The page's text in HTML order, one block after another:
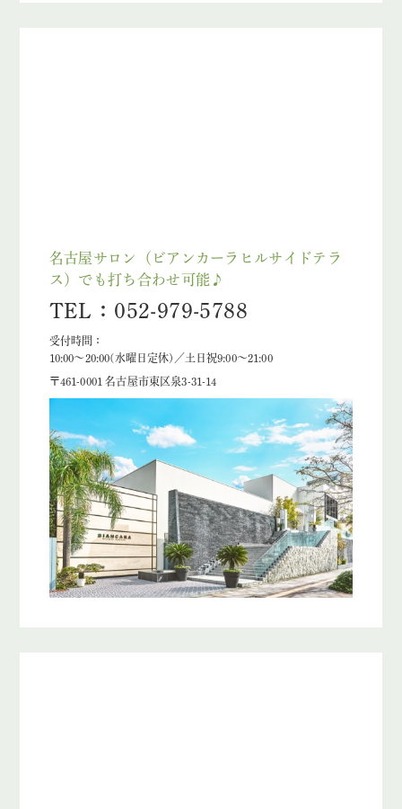
名古屋サロン（ビアンカーラヒルサイドテラ
ス）でも打ち合わせ可能♪
TEL：052-979-5788
受付時間：
10:00～20:00(水曜日定休)／土日祝9:00～21:00
〒461-0001 名古屋市東区泉3-31-14